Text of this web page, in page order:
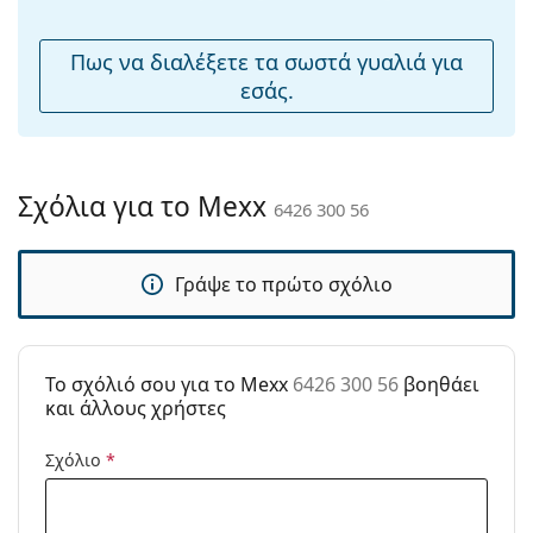
Αξεσουάρ
θήκη:
Άλλα
Τύπος:
Γυναικεία
Γυαλιά Ηλίου Επώνυμες Μάρκες
Χρήση:
Μόδα
Μοντέλο:
6426 300 56
Πως να διαλέξετε τα σωστά γυαλιά για
εσάς.
Σχόλια για το Mexx 6426 300 56
Γράψε το πρώτο σχόλιο
To σχόλιό σου για το Mexx 6426 300 56 βοηθάει
και άλλους χρήστες
Σχόλιο *